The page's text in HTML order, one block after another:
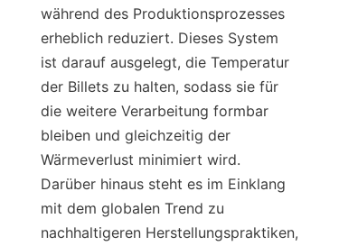
während des Produktionsprozesses
erheblich reduziert. Dieses System
ist darauf ausgelegt, die Temperatur
der Billets zu halten, sodass sie für
die weitere Verarbeitung formbar
bleiben und gleichzeitig der
Wärmeverlust minimiert wird.
Darüber hinaus steht es im Einklang
mit dem globalen Trend zu
nachhaltigeren Herstellungspraktiken,